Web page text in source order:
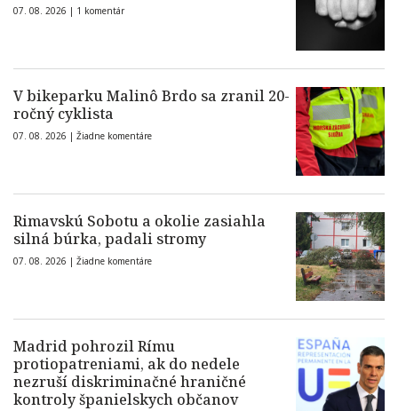
07. 08. 2026 | 1 komentár
V bikeparku Malinô Brdo sa zranil 20-
ročný cyklista
07. 08. 2026 | Žiadne komentáre
Rimavskú Sobotu a okolie zasiahla
silná búrka, padali stromy
07. 08. 2026 | Žiadne komentáre
Madrid pohrozil Rímu
protiopatreniami, ak do nedele
nezruší diskriminačné hraničné
kontroly španielskych občanov